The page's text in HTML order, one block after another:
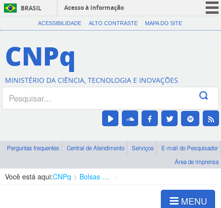
BRASIL
Acesso à informação
CORONAVÍRUS (COVID-19)
Canais
ACESSIBILIDADE ALTO CONTRASTE MAPA DO SITE
CNPq
MINISTÉRIO DA CIÊNCIA, TECNOLOGIA E INOVAÇÕES
Perguntas frequentes Central de Atendimento Serviços
E-mail do Pesquisador
Área de imprensa
Você está aqui:CNPq Bolsas e Auxílios Vigentes
MENU